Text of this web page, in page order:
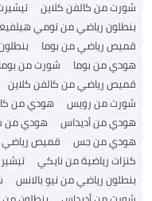
شورت من كالفن كلاين
بنطلون رياضي من تومي
قميص رياضي من بوما
هودي من بوما
شورت من بوما
قميص رياضي من كالفن كلاين
شورت من رويس
هودي من
هودي من أديداس
هودي من
هودي من جس
قميص رياضي
كنزات رياضية من نايكي
بنطلون رياضي من نيو بالانس